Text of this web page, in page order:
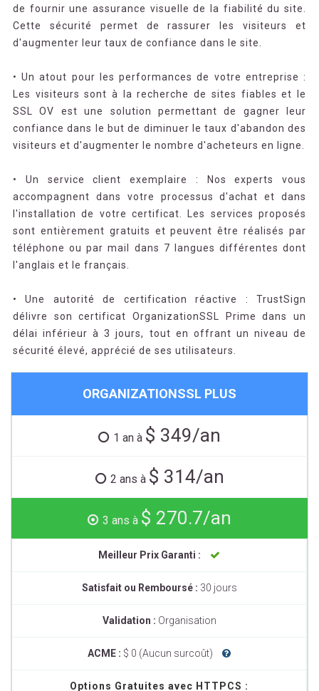
de fournir une assurance visuelle de la fiabilité du site.
Cette sécurité permet de rassurer les visiteurs et
d'augmenter leur taux de confiance dans le site.
• Un atout pour les performances de votre entreprise :
Les visiteurs sont à la recherche de sites fiables et le
SSL OV est une solution permettant de gagner leur
confiance dans le but de diminuer le taux d'abandon des
visiteurs et d'augmenter le nombre d'acheteurs en ligne.
• Un service client exemplaire : Nos experts vous
accompagnent dans votre processus d'achat et dans
l'installation de votre certificat. Les services proposés
sont entièrement gratuits et peuvent être réalisés par
téléphone ou par mail dans 7 langues différentes dont
l'anglais et le français.
• Une autorité de certification réactive : TrustSign
délivre son certificat OrganizationSSL Prime dans un
délai inférieur à 3 jours, tout en offrant un niveau de
sécurité élevé, apprécié de ses utilisateurs.
ORGANIZATIONSSL PLUS
1 an à $ 349/an
2 ans à $ 314/an
3 ans à $ 270.7/an
Meilleur Prix Garanti :
Satisfait ou Remboursé : 30 jours
Validation : Organisation
ACME : $ 0 (Aucun surcoût)
Options Gratuites avec HTTPCS :